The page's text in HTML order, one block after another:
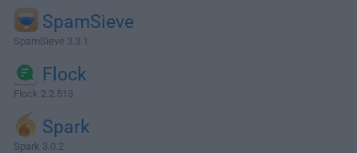
SpamSieve
SpamSieve 3.3.1
Flock
Flock 2.2.513
Spark
Spark 3.0.2